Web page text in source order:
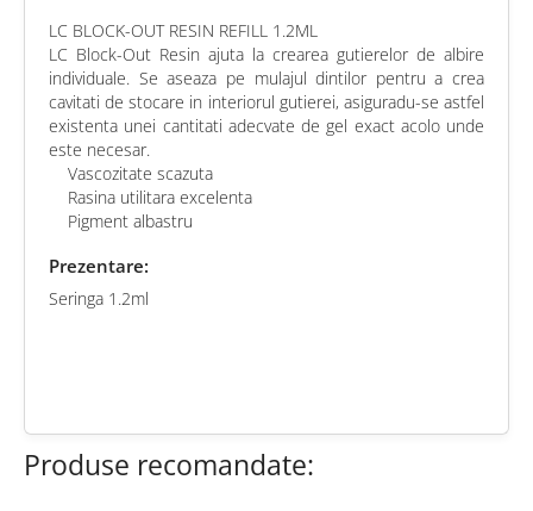
LC BLOCK-OUT RESIN REFILL 1.2ML
LC Block-Out Resin ajuta la crearea gutierelor de albire
individuale. Se aseaza pe mulajul dintilor pentru a crea
cavitati de stocare in interiorul gutierei, asiguradu-se astfel
existenta unei cantitati adecvate de gel exact acolo unde
este necesar.
Vascozitate scazuta
Rasina utilitara excelenta
Pigment albastru
Prezentare:
Seringa 1.2ml
Produse recomandate: